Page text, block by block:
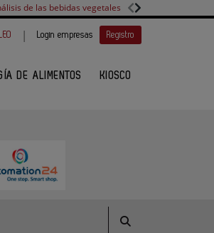
de las bebidas vegetales FANUC, colaboración
| Login empresas Registro
DE ALIMENTOS KIOSCO